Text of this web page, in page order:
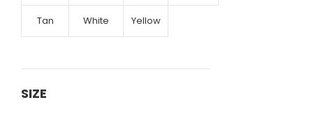
Tan White Yellow
SIZE